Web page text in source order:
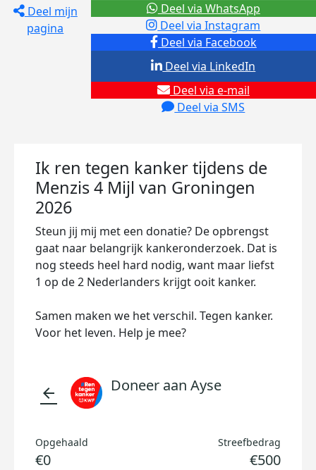
Deel mijn
pagina
Deel via Facebook
Deel via Instagram
Deel via e-mail
Deel via SMS
Deel via LinkedIn
Deel via WhatsApp
Ik ren tegen kanker tijdens de
Menzis 4 Mijl van Groningen
2026
Steun jij mij met een donatie? De opbrengst
gaat naar belangrijk kankeronderzoek. Dat is
nog steeds heel hard nodig, want maar liefst
1 op de 2 Nederlanders krijgt ooit kanker.
Samen maken we het verschil. Tegen kanker.
Voor het leven. Help je mee?
arrow_back Doneer aan Ayse
Opgehaald
€0
Streefbedrag
€500